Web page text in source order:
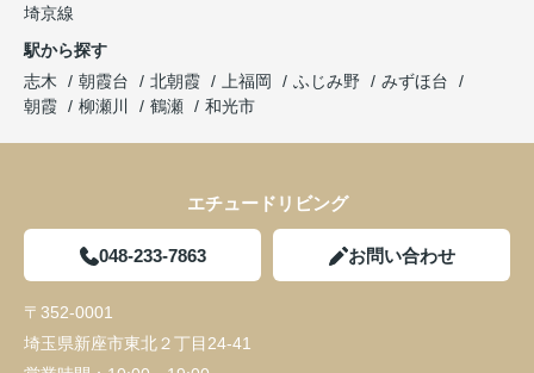
埼京線
駅から探す
志木
朝霞台 北朝霞 上福岡 ふじみ野
みずほ台
朝霞
柳瀬川 鶴瀬 和光市
エチュードリビング
048-233-7863 お問い合わせ
〒352-0001
埼玉県新座市東北２丁目24-41